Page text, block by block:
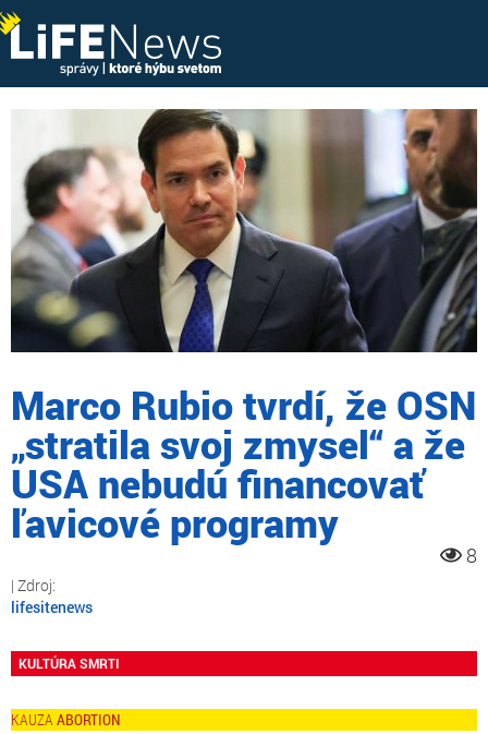
Marco Rubio tvrdí, že OSN
„stratila svoj zmysel“ a že
USA nebudú financovať
ľavicové programy
8
lifesitenews
KULTÚRA SMRTI
ABORTION